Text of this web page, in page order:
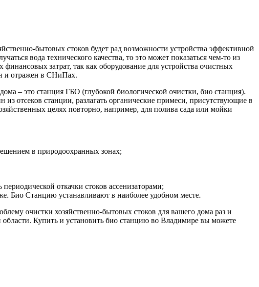
бытовых стоков будет рад возможности устройства эффективной
вода технического качества, то это может показаться чем-то из
затрат, так как оборудование для устройства очистных
и отражен в СНиПах.
– это станция ГБО (глубокой биологической очистки, био станция).
из отсеков станции, разлагать органические примеси, присутствующие в
целях повторно, например, для полива сада или мойки
в природоохранных зонах;
откачки стоков ассенизаторами;
Био Станцию устанавливают в наиболее удобном месте.
очистки хозяйственно-бытовых стоков для вашего дома раз и
Купить и установить био станцию во Владимире вы можете